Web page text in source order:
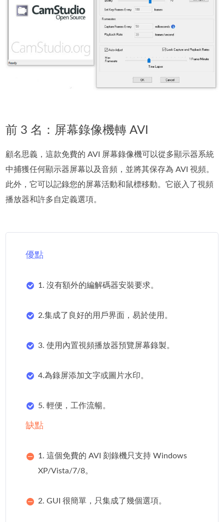
前 3 名：屏幕錄像機轉 AVI
顧名思義，這款免費的 AVI 屏幕錄像機可以從多顯示器系統
中捕獲任何顯示器屏幕以及音頻，並將其保存為 AVI 視頻。
此外，它可以記錄您的屏幕活動和鼠標移動。它嵌入了視頻
播放器和許多自定義選項。
優點
1. 沒有額外的編解碼器安裝要求。
2.集成了良好的用戶界面，易於使用。
3. 使用內置視頻播放器預覽屏幕錄製。
4.為錄屏添加文字或圖片水印。
5. 輕便，工作流暢。
缺點
1. 這個免費的 AVI 刻錄機只支持 Windows
XP/Vista/7/8。
2. GUI 很簡單，只集成了幾個選項。